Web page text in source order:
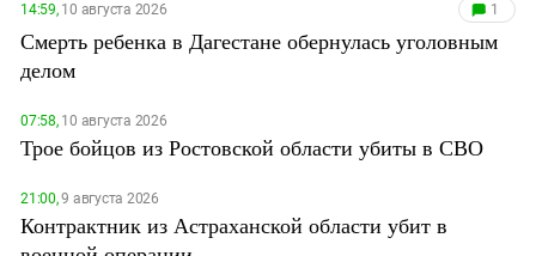
14:59,10 августа 2026 1
Смерть ребенка в Дагестане обернулась уголовным
делом
07:58,10 августа 2026
Трое бойцов из Ростовской области убиты в СВО
21:00,9 августа 2026
Контрактник из Астраханской области убит в